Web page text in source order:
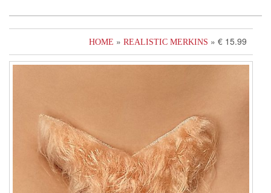
HOME » REALISTIC MERKINS » € 15.99